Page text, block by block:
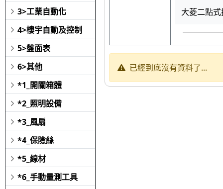
3>工業自動化
4>樓宇自動及控制
5>盤面表
6>其他
*1_開關箱體
*2_照明設備
*3_風扇
*4_保險絲
*5_線材
*6_手動量測工具
大菱二點
已經到底沒有資料了...